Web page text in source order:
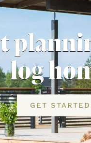
log
GET STARTED